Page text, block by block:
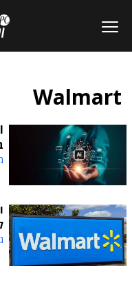
Walmart